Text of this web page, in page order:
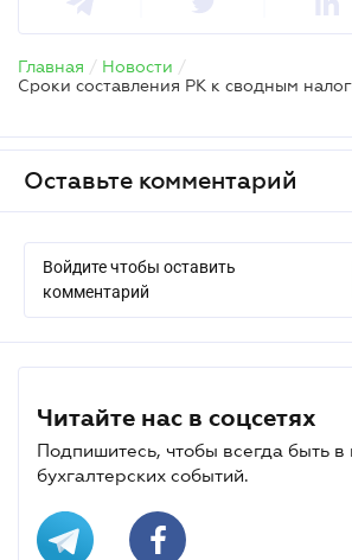
Главная / Новости /
Оставьте комментарий
Войдите чтобы оставить
комментарий
Читайте нас в соцсетях
Подпишитесь, чтобы всегда быть в
бухгалтерских событий.